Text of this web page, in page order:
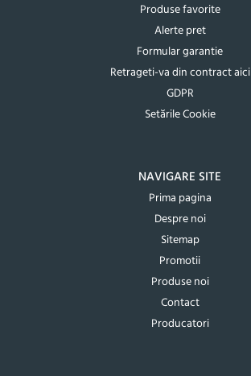
Produse favorite
Alerte pret
Formular garantie
Retrageti-va din contract aici
GDPR
Setările Cookie
NAVIGARE SITE
Prima pagina
Despre noi
Sitemap
Promotii
Produse noi
Contact
Producatori